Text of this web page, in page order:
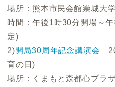
場所：熊本市民会館崇城大
時間：午後1時30分開場～
定)
2)開局30周年記念講演会
育の日)
場所：くまもと森都心プラ